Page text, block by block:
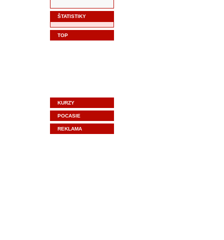
ŠTATISTIKY
TOP
KURZY
POCASIE
REKLAMA